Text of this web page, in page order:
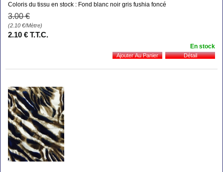
Coloris du tissu en stock : Fond blanc noir gris fushia foncé
3.00 €
(2.10 €/Mètre)
2.10 € T.T.C.
En stock